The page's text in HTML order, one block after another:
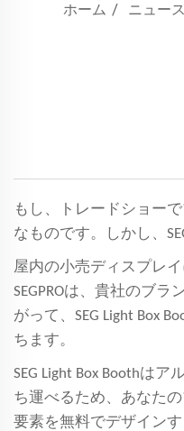
ホーム / ニュース
もし、トレードショー
なものです。しかし、
屋内の小売ディスプレ
SEGPROは、貴社のブ
がって、SEG Light Box
ちます。
SEG Light Box Boothは
ち運べるため、あなた
要素を無料でデザイン